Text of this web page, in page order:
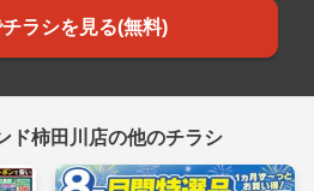
ラシを見る(無料)
ド柿田川店の他のチラシ